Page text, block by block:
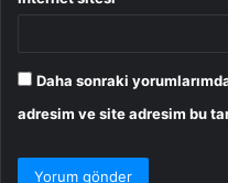
Daha sonraki
adresim ve site adresim bu